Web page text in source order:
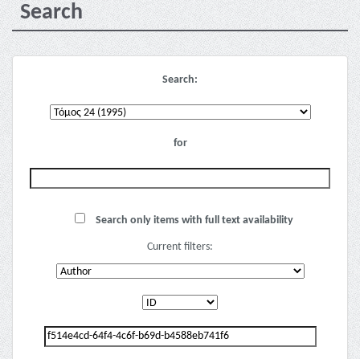
Search
Search:
for
Search only items with full text availability
Current filters: